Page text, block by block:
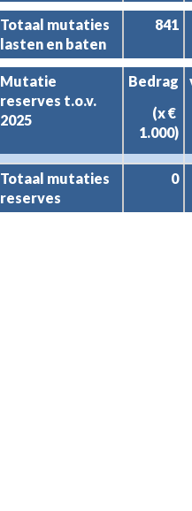
Totaal mutaties
lasten en baten
841
Mutatie
reserves t.o.v.
2025
Bedrag
(x €
1.000)
Totaal mutaties
reserves
0